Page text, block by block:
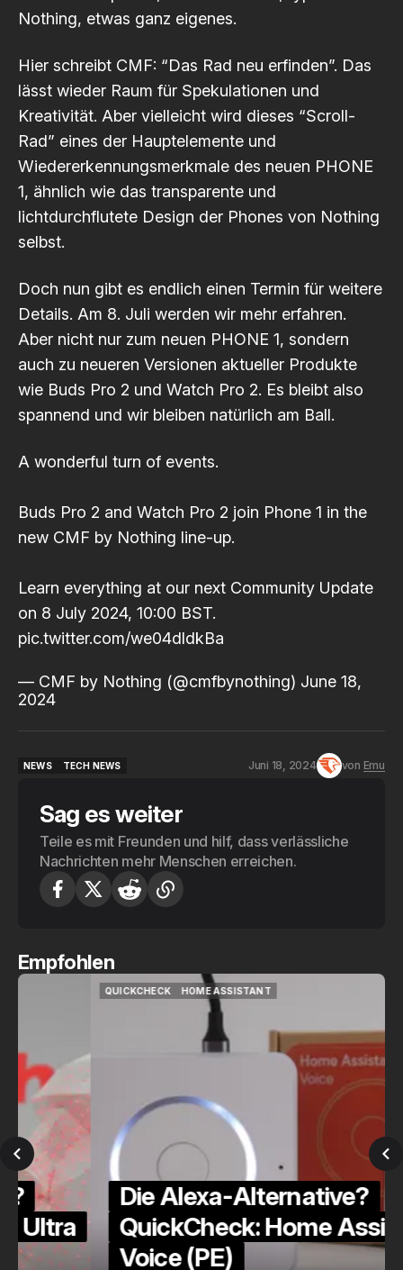
Nothing, etwas ganz eigenes.
Hier schreibt CMF: “Das Rad neu erfinden”. Das
lässt wieder Raum für Spekulationen und
Kreativität. Aber vielleicht wird dieses “Scroll-
Rad” eines der Hauptelemente und
Wiedererkennungsmerkmale des neuen PHONE
1, ähnlich wie das transparente und
lichtdurchflutete Design der Phones von Nothing
selbst.
Doch nun gibt es endlich einen Termin für weitere
Details. Am 8. Juli werden wir mehr erfahren.
Aber nicht nur zum neuen PHONE 1, sondern
auch zu neueren Versionen aktueller Produkte
wie Buds Pro 2 und Watch Pro 2. Es bleibt also
spannend und wir bleiben natürlich am Ball.
A wonderful turn of events.
Buds Pro 2 and Watch Pro 2 join Phone 1 in the
new CMF by Nothing line-up.
Learn everything at our next Community Update
on 8 July 2024, 10:00 BST.
pic.twitter.com/we04dldkBa
— CMF by Nothing (@cmfbynothing) June 18,
2024
NEWS
TECH NEWS
Juni 18, 2024 von Emu
Sag es weiter
Teile es mit Freunden und hilf, dass verlässliche
Nachrichten mehr Menschen erreichen.
Empfohlen
HOME ASSISTANT
Die Alexa-Alternative?
QuickCheck: Home Assistant
Voice (PE)